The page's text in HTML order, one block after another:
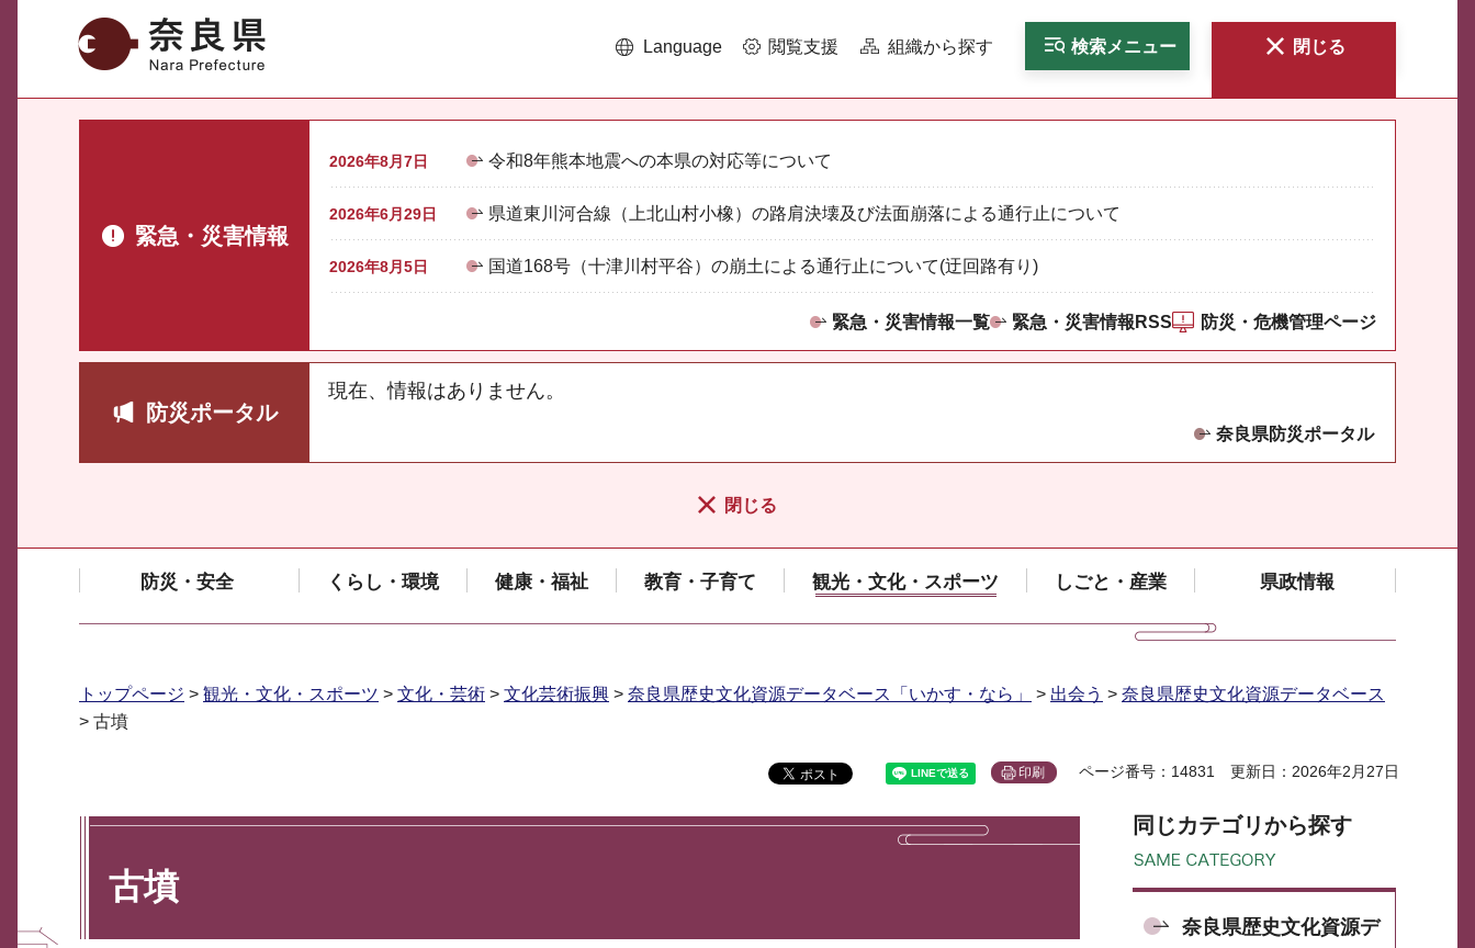
奈良県 Language 閲覧支援 組織から探す 検索メニュー 閉じる
緊急・災害情報
2026年8月7日 令和8年熊本地震への本県の対応等について
2026年6月29日 県道東川河合線（上北山村小橡）の路肩決壊及び法面崩落による通行止について
2026年8月5日 国道168号（十津川村平谷）の崩土による通行止について(迂回路有り)
緊急・災害情報一覧 緊急・災害情報RSS 防災・危機管理ページ
防災ポータル
現在、情報はありません。
奈良県防災ポータル
閉じる
防災・安全 くらし・環境 健康・福祉 教育・子育て 観光・文化・スポーツ しごと・産業 県政情報
トップページ > 観光・文化・スポーツ > 文化・芸術 > 文化芸術振興 > 奈良県歴史文化資源データベース「いかす・なら」 > 出会う > 奈良県歴史文化資源データベース
> 古墳
印刷 ページ番号：14831 更新日：2026年2月27日
古墳
同じカテゴリから探す
奈良県歴史文化資源デ